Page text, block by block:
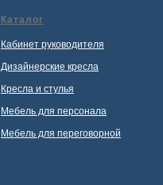
Каталог
Кабинет руководителя
Дизайнерские кресла
Кресла и стулья
Мебель для персонала
Мебель для переговорной